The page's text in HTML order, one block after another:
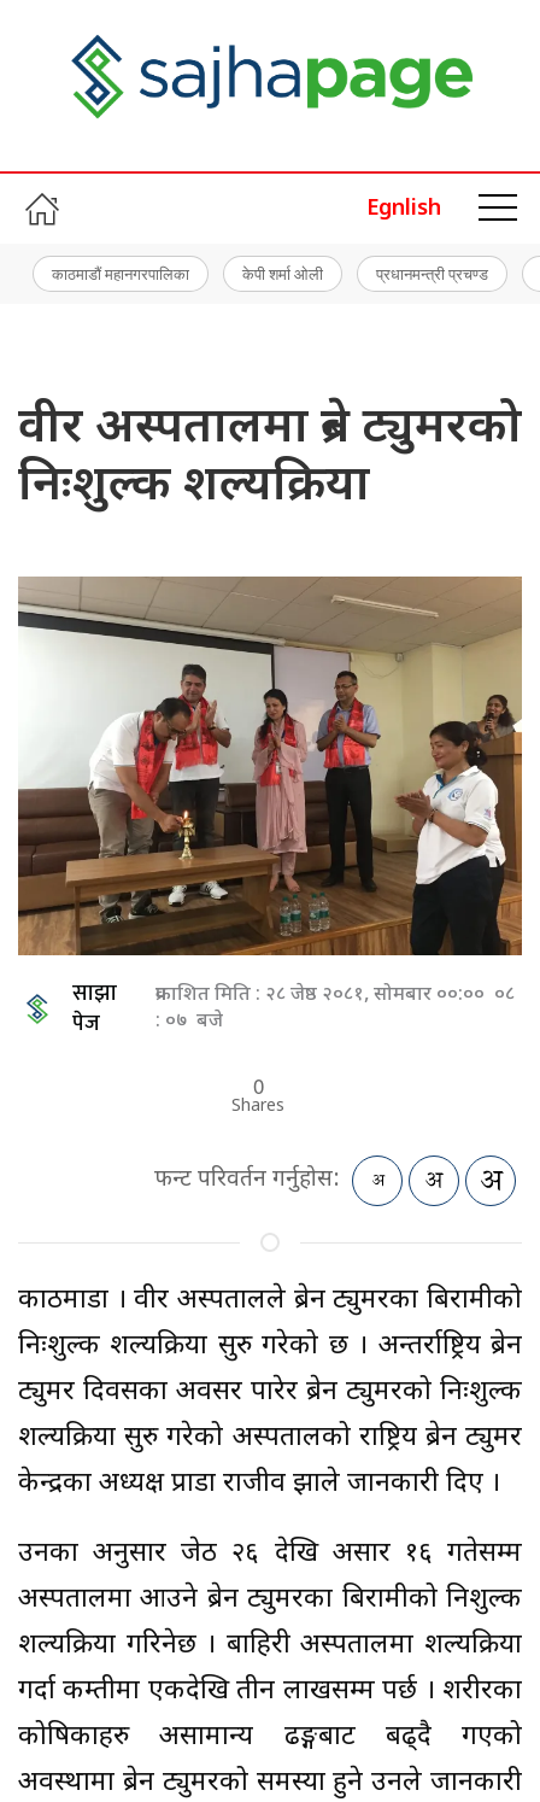
Egnlish
काठमाडौं महानगरपालिका केपी शर्मा ओली प्रधानमन्त्री प्रचण्ड
वीर अस्पतालमा ब्रेन ट्युमरको
निःशुल्क शल्यक्रिया
साझा
पेज
प्रकाशित मिति : २८ जेष्ठ २०८१, सोमबार ००:०० ०८
: ०७ बजे
0
Shares
फन्ट परिवर्तन गर्नुहोस:
काठमाडौँ । वीर अस्पतालले ब्रेन ट्युमरका बिरामीको
निःशुल्क शल्यक्रिया सुरु गरेको छ । अन्तर्राष्ट्रिय ब्रेन
ट्युमर दिवसका अवसर पारेर ब्रेन ट्युमरको निःशुल्क
शल्यक्रिया सुरु गरेको अस्पतालको राष्ट्रिय ब्रेन ट्युमर
केन्द्रका अध्यक्ष प्राडा राजीव झाले जानकारी दिए ।
उनका अनुसार जेठ २६ देखि असार १६ गतेसम्म
अस्पतालमा आउने ब्रेन ट्युमरका बिरामीको निशुल्क
शल्यक्रिया गरिनेछ । बाहिरी अस्पतालमा शल्यक्रिया
गर्दा कम्तीमा एकदेखि तीन लाखसम्म पर्छ । शरीरका
कोषिकाहरु असामान्य ढङ्गबाट बढ्दै गएको
अवस्थामा ब्रेन ट्युमरको समस्या हुने उनले जानकारी